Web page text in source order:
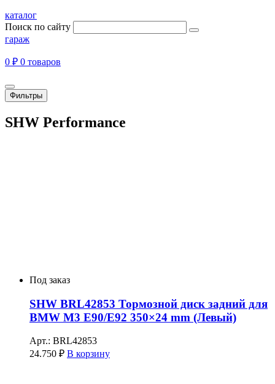
каталог
Поиск по сайту
гараж
0 ₽ 0 товаров
Фильтры
SHW Performance
Под заказ
SHW BRL42853 Тормозной диск задний для
BMW M3 E90/E92 350×24 mm (Левый)
Арт.: BRL42853
24.750 ₽ В корзину